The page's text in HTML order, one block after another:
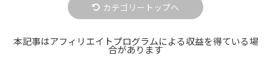
カテゴリートップへ
本記事はアフィリエイトプログラムによる収益を得ている場
合があります